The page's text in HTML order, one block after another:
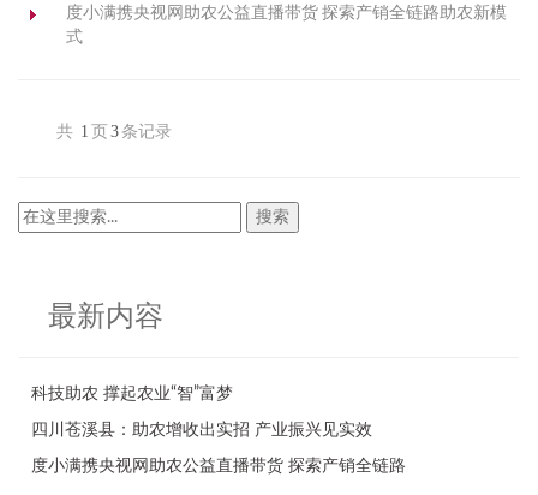
度小满携央视网助农公益直播带货 探索产销全链路助农新模
式
共 1 页 3 条记录
最新内容
科技助农 撑起农业“智”富梦
四川苍溪县：助农增收出实招 产业振兴见实效
度小满携央视网助农公益直播带货 探索产销全链路